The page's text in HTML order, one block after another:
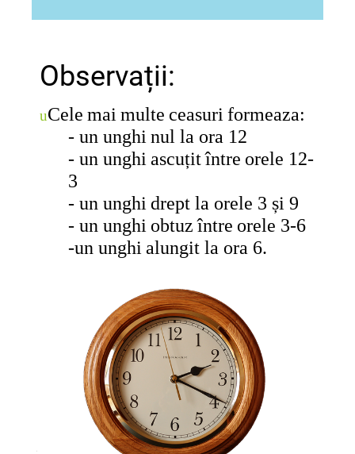
Observații:
uCele mai multe ceasuri formeaza:
- un unghinul la ora 12
- un unghiascuțitîntre orele 12-
3
- un unghidrept la orele 3 și 9
- un unghi obtuz între orele 3-6
-un unghialungit la ora 6.